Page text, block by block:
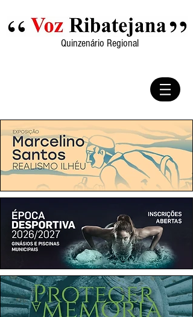
Quinzenário Regional